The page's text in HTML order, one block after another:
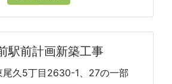
駅前計画新築工事
尾久5丁目2630-1、27の一部